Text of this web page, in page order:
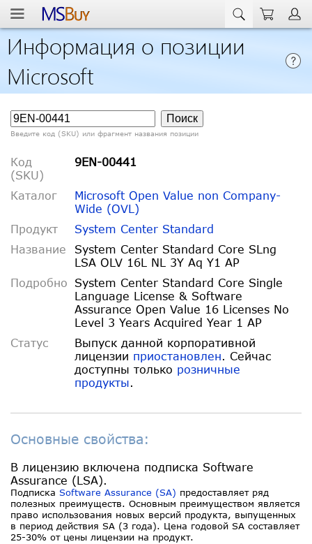
Информация о позиции
Microsoft
Введите код (SKU) или фрагмент названия позиции
Код
(SKU)
9EN-00441
Каталог
Microsoft Open Value non Company-
Wide (OVL)
Продукт
System Center Standard
Название
System Center Standard Core SLng
LSA OLV 16L NL 3Y Aq Y1 AP
Подробно
System Center Standard Core Single
Language License & Software
Assurance Open Value 16 Licenses No
Level 3 Years Acquired Year 1 AP
Статус
Выпуск данной корпоративной
лицензии приостановлен. Сейчас
доступны только розничные
продукты.
Основные свойства:
В лицензию включена подписка Software
Assurance (LSA).
Подписка Software Assurance (SA) предоставляет ряд
полезных преимуществ. Основным преимуществом является
право использования новых версий продукта, выпущенных
в период действия SA (3 года). Цена годовой SA составляет
25-30% от цены лицензии на продукт.